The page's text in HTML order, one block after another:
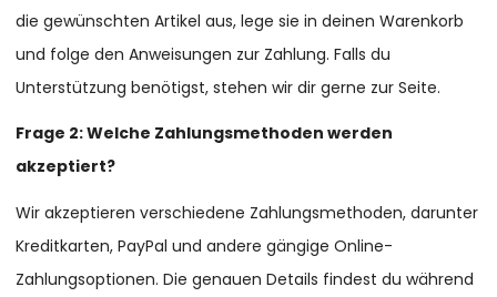
die gewünschten Artikel aus, lege sie in deinen Warenkorb
und folge den Anweisungen zur Zahlung. Falls du
Unterstützung benötigst, stehen wir dir gerne zur Seite.
Frage 2: Welche Zahlungsmethoden werden
akzeptiert?
Wir akzeptieren verschiedene Zahlungsmethoden, darunter
Kreditkarten, PayPal und andere gängige Online-
Zahlungsoptionen. Die genauen Details findest du während